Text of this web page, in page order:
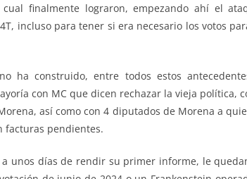
finalmente lograron, empezando ahí el
incluso para tener si era necesario los votos
ha construido, entre todos estos
con MC que dicen rechazar la vieja política,
así como con 4 diputados de Morena a
facturas pendientes.
unos días de rendir su primer informe, le